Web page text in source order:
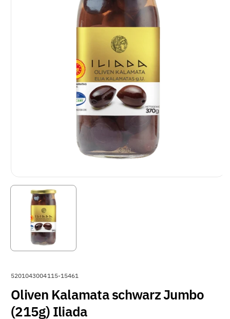
A
T
I
5201043004115-15461
Oliven Kalamata schwarz Jumbo
(215g) Iliada